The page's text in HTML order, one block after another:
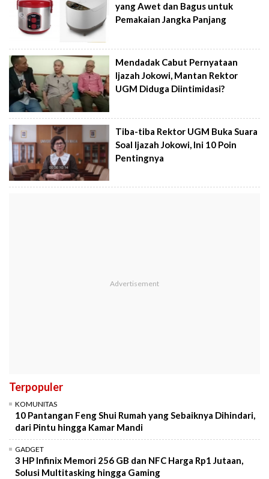
yang Awet dan Bagus untuk
Pemakaian Jangka Panjang
Mendadak Cabut Pernyataan
Ijazah Jokowi, Mantan Rektor
UGM Diduga Diintimidasi?
Tiba-tiba Rektor UGM Buka Suara
Soal Ijazah Jokowi, Ini 10 Poin
Pentingnya
Terpopuler
KOMUNITAS
10 Pantangan Feng Shui Rumah yang Sebaiknya Dihindari,
dari Pintu hingga Kamar Mandi
GADGET
3 HP Infinix Memori 256 GB dan NFC Harga Rp1 Jutaan,
Solusi Multitasking hingga Gaming